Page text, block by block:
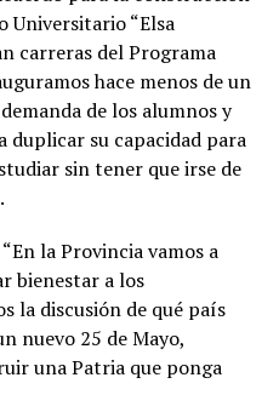
Universitario “Elsa
carreras del Programa
hace menos de un
de los alumnos y
duplicar su capacidad para
sin tener que irse de
la Provincia vamos a
bienestar a los
la discusión de qué país
nuevo 25 de Mayo,
una Patria que ponga